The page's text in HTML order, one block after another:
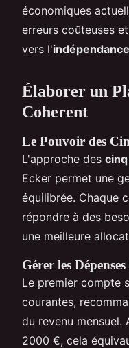
économiques
erreurs coûteuses
vers l'
Élaborer un
Coherent
Le Pouvoir des
L'approche des
Ecker permet une
équilibrée. Chaque
répondre à des
une meilleure
Gérer les
Le premier compte
courantes,
du revenu mensuel.
2000 €, cela